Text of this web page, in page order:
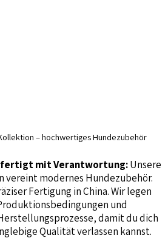
– hochwertiges Hundezubehör
mit Verantwortung:Unsere
vereint modernes Hundezubehör.
Fertigung in China. Wir legen
und
damit du dich
Qualität verlassen kannst.